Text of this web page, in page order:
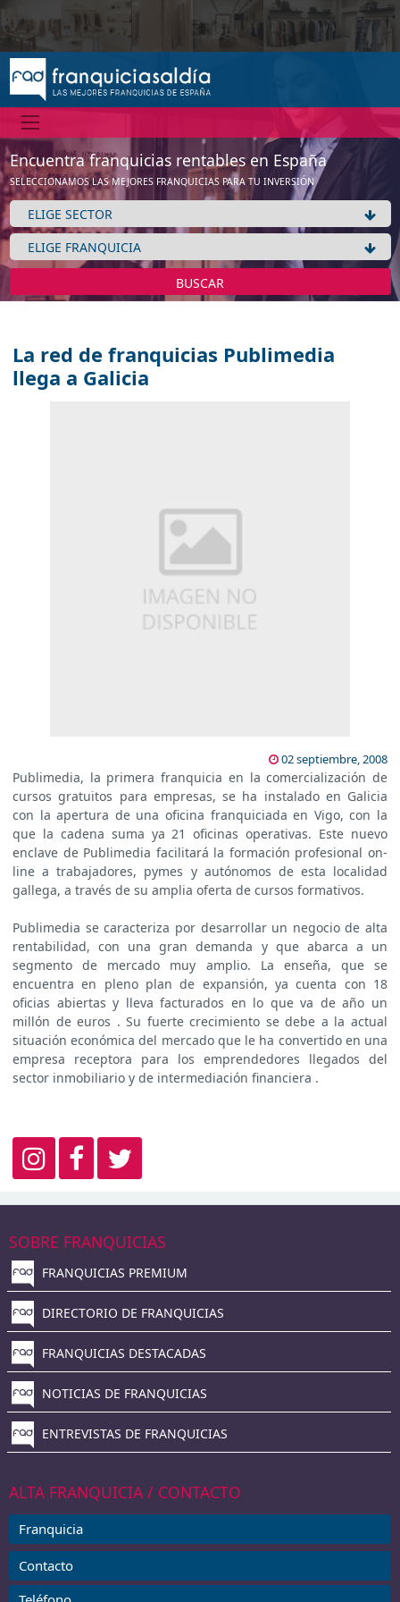
Encuentra franquicias rentables en España
SELECCIONAMOS LAS MEJORES FRANQUICIAS PARA TU INVERSIÓN
BUSCAR
La red de franquicias Publimedia
llega a Galicia
02 septiembre, 2008
Publimedia, la primera franquicia en la comercialización de
cursos gratuitos para empresas, se ha instalado en Galicia
con la apertura de una oficina franquiciada en Vigo, con la
que la cadena suma ya 21 oficinas operativas. Este nuevo
enclave de Publimedia facilitará la formación profesional on-
line a trabajadores, pymes y autónomos de esta localidad
gallega, a través de su amplia oferta de cursos formativos.
Publimedia se caracteriza por desarrollar un negocio de alta
rentabilidad, con una gran demanda y que abarca a un
segmento de mercado muy amplio. La enseña, que se
encuentra en pleno plan de expansión, ya cuenta con 18
oficias abiertas y lleva facturados en lo que va de año un
millón de euros . Su fuerte crecimiento se debe a la actual
situación económica del mercado que le ha convertido en una
empresa receptora para los emprendedores llegados del
sector inmobiliario y de intermediación financiera .
SOBRE FRANQUICIAS
FRANQUICIAS PREMIUM
DIRECTORIO DE FRANQUICIAS
FRANQUICIAS DESTACADAS
NOTICIAS DE FRANQUICIAS
ENTREVISTAS DE FRANQUICIAS
ALTA FRANQUICIA / CONTACTO